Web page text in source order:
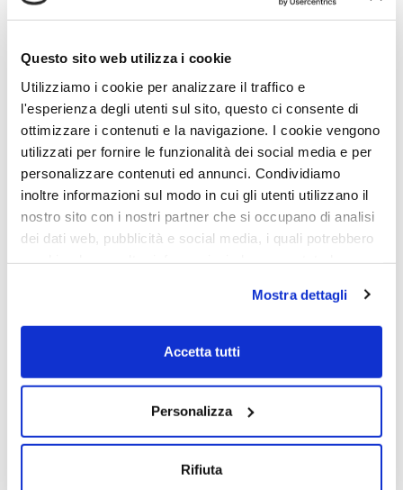
Questo sito web utilizza i cookie
Utilizziamo i cookie per analizzare il traffico e
l'esperienza degli utenti sul sito, questo ci consente di
ottimizzare i contenuti e la navigazione. I cookie vengono
utilizzati per fornire le funzionalità dei social media e per
personalizzare contenuti ed annunci. Condividiamo
inoltre informazioni sul modo in cui gli utenti utilizzano il
nostro sito con i nostri partner che si occupano di analisi
dei dati web, pubblicità e social media, i quali potrebbero
Chiudendo il banner con la X oppure cliccando su Rifiuta
la navigazione proseguirà in assenza di cookie diversi da
Mostra dettagli
Accetta tutti
Personalizza
Rifiuta
Ransomware: cos’è e come
proteggere i propri dati